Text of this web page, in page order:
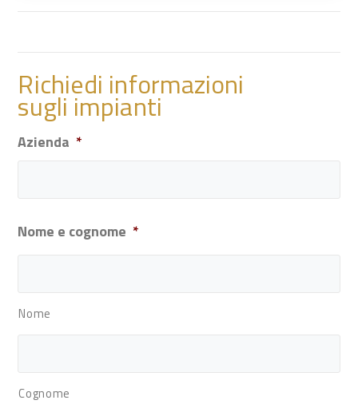
Richiedi informazioni
sugliimpianti
Azienda *
Nome e cognome *
Nome
Cognome